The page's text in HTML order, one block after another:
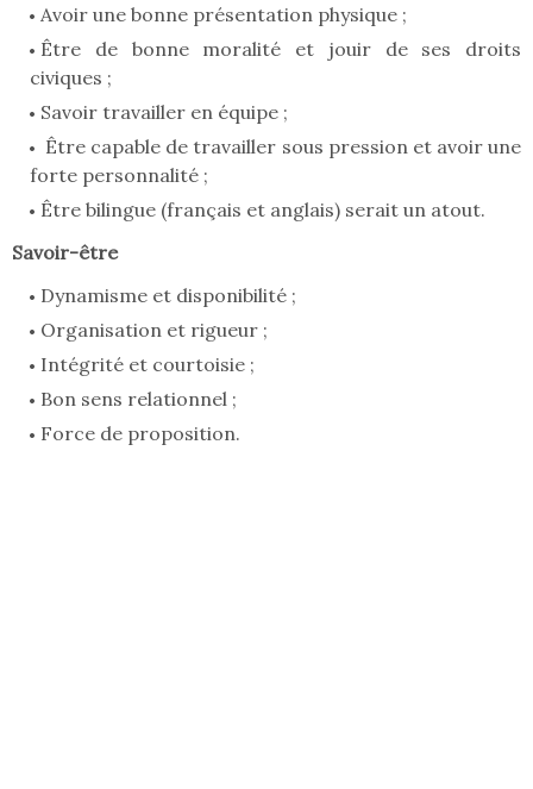
Avoir une bonne présentation physique ;
Être de bonne moralité et jouir de ses droits
civiques ;
Savoir travailler en équipe ;
Être capable de travailler sous pression et avoir une
forte personnalité ;
Être bilingue (français et anglais) serait un atout.
Savoir-être
Dynamisme et disponibilité ;
Organisation et rigueur ;
Intégrité et courtoisie ;
Bon sens relationnel ;
Force de proposition.